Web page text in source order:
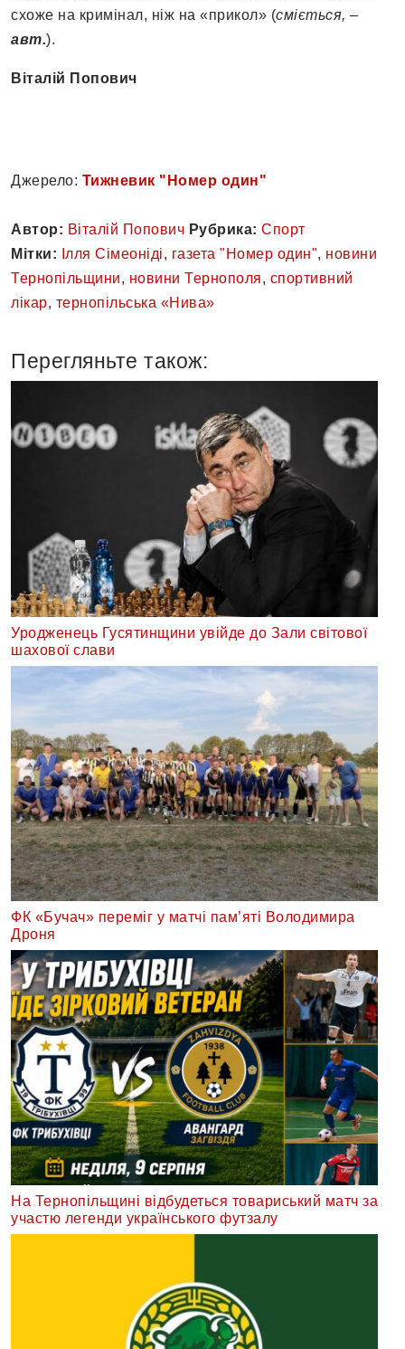
схоже на кримінал, ніж на «прикол» (сміється, –
авт.).
Віталій Попович
Джерело: Тижневик "Номер один"
Автор: Віталій Попович Рубрика: Спорт
Мітки:
Ілля Сімеоніді, газета "Номер один", новини
Тернопільщини, новини Тернополя, спортивний
лікар, тернопільська «Нива»
Перегляньте також:
Уродженець Гусятинщини увійде до Зали світової
шахової слави
ФК «Бучач» переміг у матчі пам’яті Володимира
Дроня
На Тернопільщині відбудеться товариський матч за
участю легенди українського футзалу